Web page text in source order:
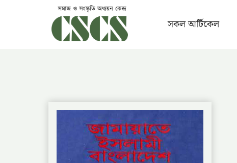
সকল আর্টিকেল